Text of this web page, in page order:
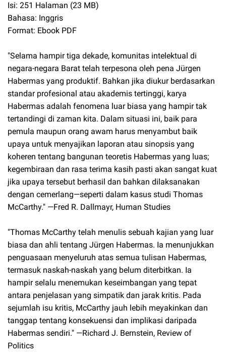
Isi: 251 Halaman (23 MB)
Bahasa: Inggris
Format: Ebook PDF
"Selama hampir tiga dekade, komunitas intelektual di
negara-negara Barat telah terpesona oleh pena Jürgen
Habermas yang produktif. Bahkan jika diukur berdasarkan
standar profesional atau akademis tertinggi, karya
Habermas adalah fenomena luar biasa yang hampir tak
tertandingi di zaman kita. Dalam situasi ini, baik para
pemula maupun orang awam harus menyambut baik
upaya untuk menyajikan laporan atau sinopsis yang
koheren tentang bangunan teoretis Habermas yang luas;
kegembiraan dan rasa terima kasih pasti akan sangat kuat
jika upaya tersebut berhasil dan bahkan dilaksanakan
dengan cemerlang—seperti dalam kasus studi Thomas
McCarthy." —Fred R. Dallmayr, Human Studies
"Thomas McCarthy telah menulis sebuah kajian yang luar
biasa dan ahli tentang Jürgen Habermas. Ia menunjukkan
penguasaan menyeluruh atas semua tulisan Habermas,
termasuk naskah-naskah yang belum diterbitkan. Ia
hampir selalu menemukan keseimbangan yang tepat
antara penjelasan yang simpatik dan jarak kritis. Pada
sejumlah isu kritis, McCarthy jauh lebih meyakinkan dan
tanggap tentang konsekuensi dan implikasi daripada
Habermas sendiri." —Richard J. Bernstein, Review of
Politics